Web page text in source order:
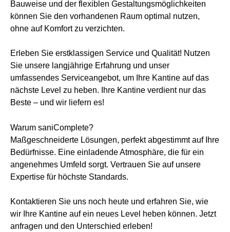
Bauweise und der flexiblen Gestaltungsmöglichkeiten
können Sie den vorhandenen Raum optimal nutzen,
ohne auf Komfort zu verzichten.
Erleben Sie erstklassigen Service und Qualität! Nutzen
Sie unsere langjährige Erfahrung und unser
umfassendes Serviceangebot, um Ihre Kantine auf das
nächste Level zu heben. Ihre Kantine verdient nur das
Beste – und wir liefern es!
Warum saniComplete?
Maßgeschneiderte Lösungen, perfekt abgestimmt auf Ihre
Bedürfnisse. Eine einladende Atmosphäre, die für ein
angenehmes Umfeld sorgt. Vertrauen Sie auf unsere
Expertise für höchste Standards.
Kontaktieren Sie uns noch heute und erfahren Sie, wie
wir Ihre Kantine auf ein neues Level heben können. Jetzt
anfragen und den Unterschied erleben!